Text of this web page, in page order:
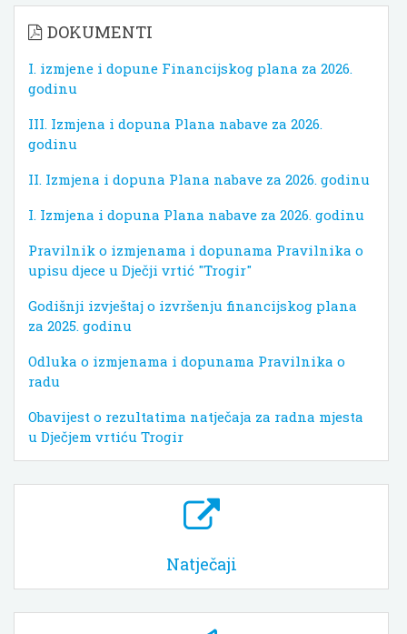
DOKUMENTI
I. izmjene i dopune Financijskog plana za 2026.
godinu
III. Izmjena i dopuna Plana nabave za 2026.
godinu
II. Izmjena i dopuna Plana nabave za 2026. godinu
I. Izmjena i dopuna Plana nabave za 2026. godinu
Pravilnik o izmjenama i dopunama Pravilnika o
upisu djece u Dječji vrtić "Trogir"
Godišnji izvještaj o izvršenju financijskog plana
za 2025. godinu
Odluka o izmjenama i dopunama Pravilnika o
radu
Obavijest o rezultatima natječaja za radna mjesta
u Dječjem vrtiću Trogir
Natječaji